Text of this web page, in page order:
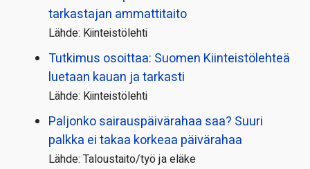
tarkastajan ammattitaito
Lähde: Kiinteistölehti
Tutkimus osoittaa: Suomen Kiinteistölehteä
luetaan kauan ja tarkasti
Lähde: Kiinteistölehti
Paljonko sairauspäivä­rahaa saa? Suuri
palkka ei takaa korkeaa päivärahaa
Lähde: Taloustaito/työ ja eläke